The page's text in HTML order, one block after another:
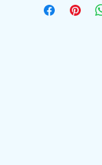
possiedono